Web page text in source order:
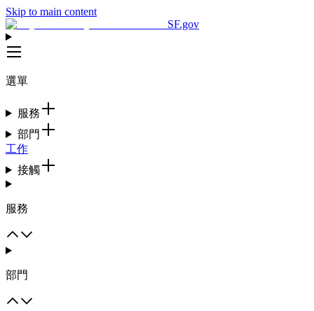
Skip to main content
SF.gov
選單
服務
部門
工作
接觸
服務
部門